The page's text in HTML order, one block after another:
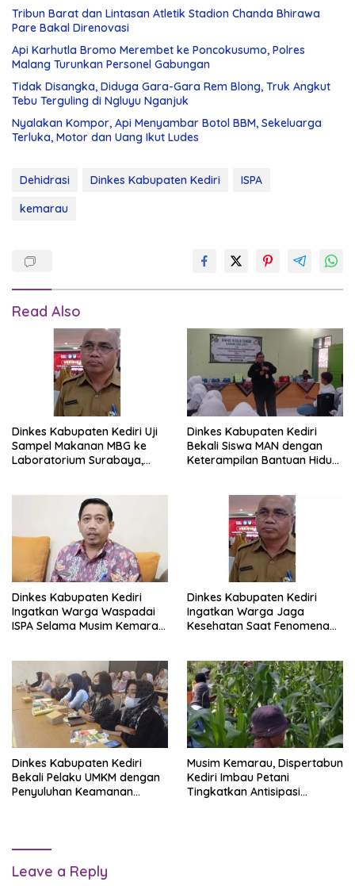
Tribun Barat dan Lintasan Atletik Stadion Chanda Bhirawa
Pare Bakal Direnovasi
Api Karhutla Bromo Merembet ke Poncokusumo, Polres
Malang Turunkan Personel Gabungan
Tidak Disangka, Diduga Gara-Gara Rem Blong, Truk Angkut
Tebu Terguling di Ngluyu Nganjuk
Nyalakan Kompor, Api Menyambar Botol BBM, Sekeluarga
Terluka, Motor dan Uang Ikut Ludes
Dehidrasi Dinkes Kabupaten Kediri
ISPA
kemarau
Read Also
Dinkes Kabupaten Kediri Uji
Sampel Makanan MBG ke
Laboratorium Surabaya,
Dinkes Kabupaten Kediri
Bekali Siswa MAN dengan
Keterampilan Bantuan Hidup
Dinkes Kabupaten Kediri
Ingatkan Warga Waspadai
ISPA Selama Musim Kemarau
Dinkes Kabupaten Kediri
Ingatkan Warga Jaga
Kesehatan Saat Fenomena
Dinkes Kabupaten Kediri
Bekali Pelaku UMKM dengan
Penyuluhan Keamanan
Musim Kemarau, Dispertabun
Kediri Imbau Petani
Tingkatkan Antisipasi
Leave a Reply